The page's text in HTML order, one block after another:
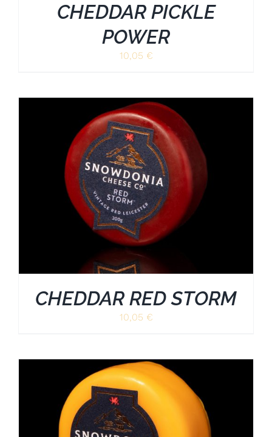
CHEDDAR PICKLE
POWER
10,05 €
CHEDDAR RED STORM
10,05 €